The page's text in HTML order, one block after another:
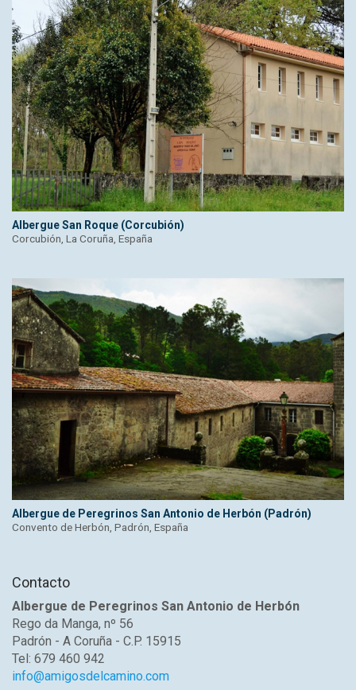
Albergue San Roque (Corcubión)
Corcubión, La Coruña, España
Albergue de Peregrinos San Antonio de Herbón (Padrón)
Convento de Herbón, Padrón, España
Contacto
Albergue de Peregrinos San Antonio de Herbón
Rego da Manga, nº 56
Padrón - A Coruña - C.P. 15915
Tel: 679 460 942
info@amigosdelcamino.com